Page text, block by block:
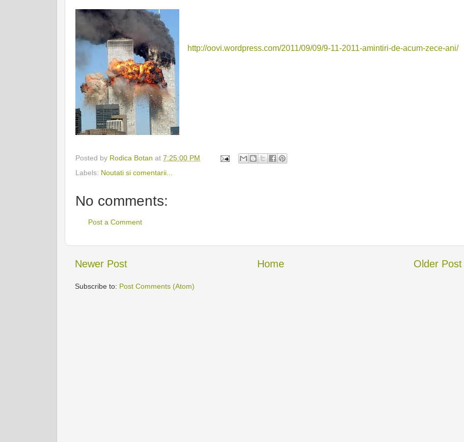
http://oovi.wordpress.com/2011/09/09/9-11-2011-amintiri-de-acum-zece-ani/
Posted by Rodica Botan at 7:25:00 PM
Labels: Noutati si comentarii...
No comments:
Post a Comment
Newer Post Older Post
Home
Subscribe to: Post Comments (Atom)